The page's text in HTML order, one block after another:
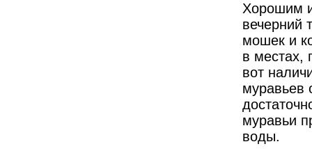
Хорошим
вечерний
мошек и
в местах,
вот
муравьев
муравьи
воды.